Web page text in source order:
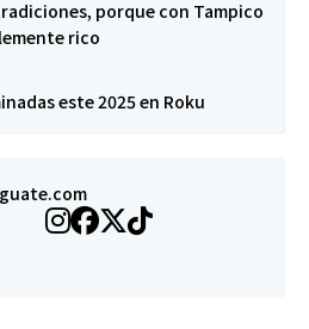
porque con Tampico
rico
este 2025 en Roku